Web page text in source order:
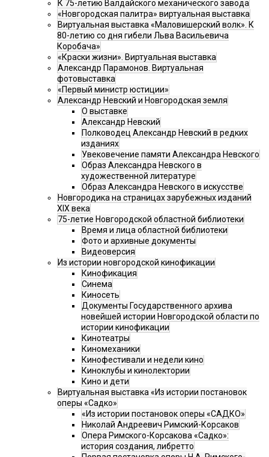
К 75-летию Валдайского механического завода
«Новгородская палитра» виртуальная выставка
Виртуальная выставка «Маловишерский волк». К
80-летию со дня гибели Льва Васильевича
Коробача»
«Краски жизни». Виртуальная выставка
Александр Парамонов. Виртуальная
фотовыставка
«Первый министр юстиции»
Александр Невский и Новгородская земля
О выставке
Александр Невский
Полководец Александр Невский в редких
изданиях
Увековечение памяти Александра Невского
Образ Александра Невского в
художественной литературе
Образ Александра Невского в искусстве
Новгородика на страницах зарубежных изданий
XIX века
75-летие Новгородской областной библиотеки
Время и лица областной библиотеки
Фото и архивные документы
Видеоверсия
Из истории новгородской кинофикации
Кинофикация
Синема
Киносеть
Документы Государственного архива
новейшей истории Новгородской области по
истории кинофикации
Кинотеатры
Киномеханики
Кинофестивали и недели кино
Киноклубы и кинолектории
Кино и дети
Виртуальная выставка «Из истории постановок
оперы «Садко»
«Из истории постановок оперы «САДКО»
Николай Андреевич Римский-Корсаков
Опера Римского-Корсакова «Садко»:
история создания, либретто